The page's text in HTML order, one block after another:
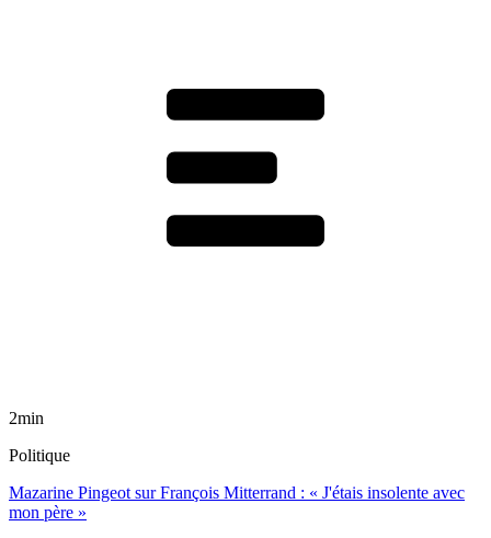
2min
Politique
Mazarine Pingeot sur François Mitterrand : « J'étais insolente avec
mon père »